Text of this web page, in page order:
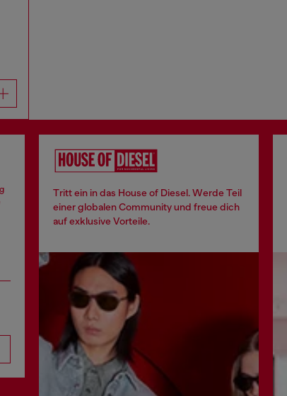
Tritt ein in das House of Diesel. Werde Teil
einer globalen Community und freue dich
auf exklusive Vorteile.